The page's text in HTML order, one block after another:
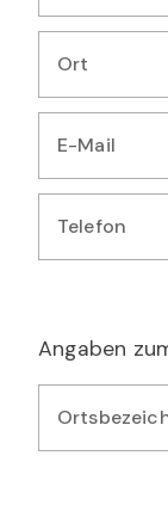
Geben Sie Ihre
Ort
Geben Sie
E-Mail
Geben Sie Ihre
Telefon
Angaben